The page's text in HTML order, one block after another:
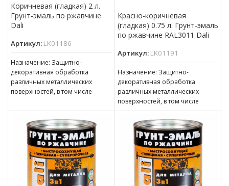
Коричневая (гладкая) 2 л.
Грунт-эмаль по ржавчине
Dali
Артикул: LK01186
Назначение: Защитно-
декоративная обработка
различных металлических
поверхностей, в том числе
сплошной коррозией c
толщиной ржавчины до 100 мкм
Красно-коричневая
(гладкая) 0.75 л. Грунт-эмаль
по ржавчине RAL3011 Dali
Артикул: LK01191
Назначение: Защитно-
декоративная обработка
различных металлических
поверхностей, в том числе
пораженных точечной или
сплошной коррозией c
толщиной ржавчины до 100 мкм